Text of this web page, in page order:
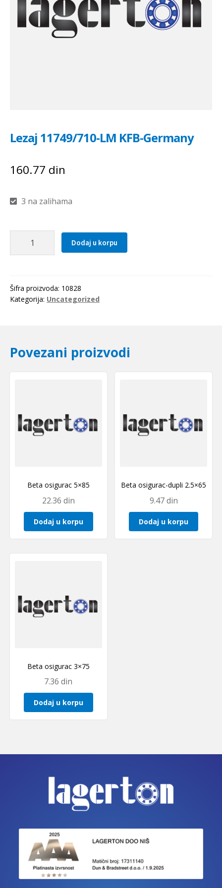
Lezaj 11749/710-LM KFB-Germany
160.77 din
3 na zalihama
11749/710-
Germany
količina
Dodaj u korpu
Šifra proizvoda: 10828
Kategorija: Uncategorized
Povezani proizvodi
Beta osigurac 5×85
22.36 din
Dodaj u korpu
Beta osigurac-dupli 2.5×65
9.47din
Dodaj u korpu
Beta osigurac 3×75
7.36din
Dodaj u korpu